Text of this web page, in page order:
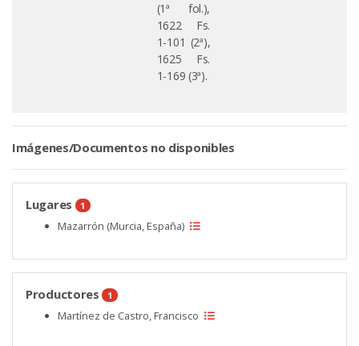
(1ª fol.),
1622 Fs.
1-101 (2ª),
1625 Fs.
1-169 (3ª).
Imágenes/Documentos no disponibles
Lugares 1
Mazarrón (Murcia, España)
Productores 1
Martínez de Castro, Francisco